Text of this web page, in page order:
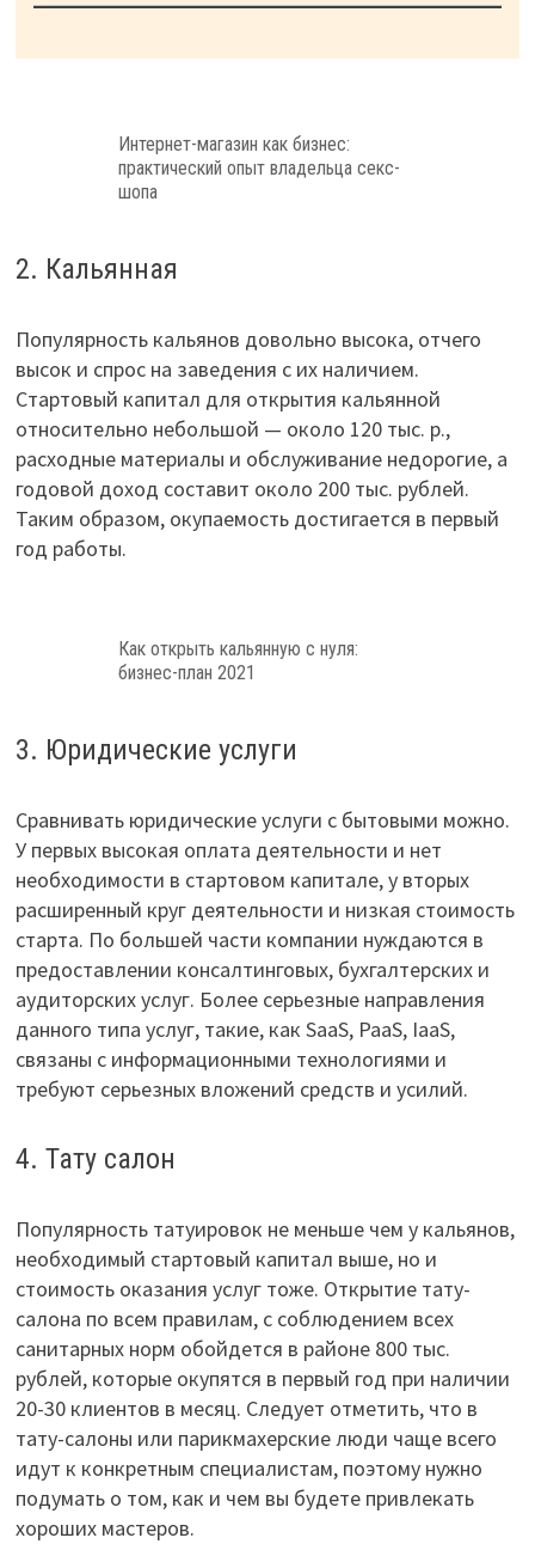
Интернет-магазин как бизнес:
практический опыт владельца секс-
шопа
2. Кальянная
Популярность кальянов довольно высока, отчего
высок и спрос на заведения с их наличием.
Стартовый капитал для открытия кальянной
относительно небольшой — около 120 тыс. р.,
расходные материалы и обслуживание недорогие, а
годовой доход составит около 200 тыс. рублей.
Таким образом, окупаемость достигается в первый
год работы.
Как открыть кальянную с нуля:
бизнес-план 2021
3. Юридические услуги
Сравнивать юридические услуги с бытовыми можно.
У первых высокая оплата деятельности и нет
необходимости в стартовом капитале, у вторых
расширенный круг деятельности и низкая стоимость
старта. По большей части компании нуждаются в
предоставлении консалтинговых, бухгалтерских и
аудиторских услуг. Более серьезные направления
данного типа услуг, такие, как SaaS, PaaS, IaaS,
связаны с информационными технологиями и
требуют серьезных вложений средств и усилий.
4. Тату салон
Популярность татуировок не меньше чем у кальянов,
необходимый стартовый капитал выше, но и
стоимость оказания услуг тоже. Открытие тату-
салона по всем правилам, с соблюдением всех
санитарных норм обойдется в районе 800 тыс.
рублей, которые окупятся в первый год при наличии
20-30 клиентов в месяц. Следует отметить, что в
тату-салоны или парикмахерские люди чаще всего
идут к конкретным специалистам, поэтому нужно
подумать о том, как и чем вы будете привлекать
хороших мастеров.